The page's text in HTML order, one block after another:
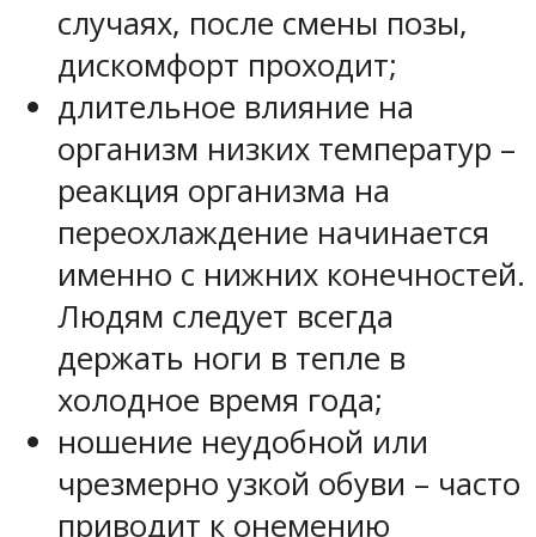
случаях, после смены позы,
дискомфорт проходит;
длительное влияние на
организм низких температур –
реакция организма на
переохлаждение начинается
именно с нижних конечностей.
Людям следует всегда
держать ноги в тепле в
холодное время года;
ношение неудобной или
чрезмерно узкой обуви – часто
приводит к онемению